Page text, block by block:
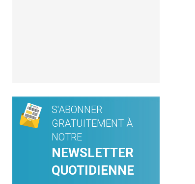
S'ABONNER
GRATUITEMENT À
NOTRE
NEWSLETTER
QUOTIDIENNE